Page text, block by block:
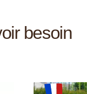
besoin